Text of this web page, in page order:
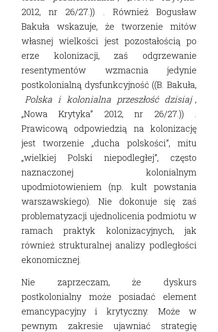
2012, nr 26/27.)) . Również Bogusław
Bakuła wskazuje, że tworzenie mitów
własnej wielkości jest pozostałością po
erze kolonizacji, zaś odgrzewanie
resentymentów wzmacnia jedynie
postkolonialną dysfunkcyjność ((B. Bakuła,
Polska i kolonialna przeszłość dzisiaj ,
„Nowa Krytyka” 2012, nr 26/27.)) .
Prawicową odpowiedzią na kolonizację
jest tworzenie „ducha polskości”, mitu
„wielkiej Polski niepodległej”, często
naznaczonej kolonialnym
upodmiotowieniem (np. kult powstania
warszawskiego). Nie dokonuje się zaś
problematyzacji ujednolicenia podmiotu w
ramach praktyk kolonizacyjnych, jak
również strukturalnej analizy podległości
ekonomicznej.
Nie zaprzeczam, że dyskurs
postkolonialny może posiadać element
emancypacyjny i krytyczny. Może w
pewnym zakresie ujawniać strategię